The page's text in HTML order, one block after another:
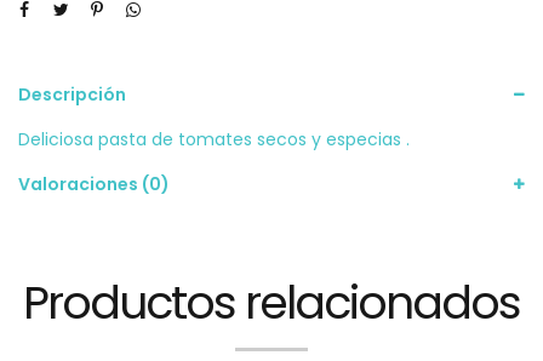
Descripción
Deliciosa pasta de tomates secos y especias .
Valoraciones (0)
Productos relacionados